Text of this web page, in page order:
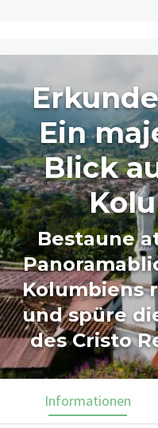
Ein
Blick
Bestaune
Kolumbiens
und spüre
des Cristo
Informationen